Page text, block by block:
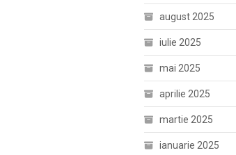
august 2025
iulie 2025
mai 2025
aprilie 2025
martie 2025
ianuarie 2025